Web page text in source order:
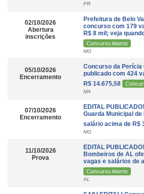
PR
02/10/2026
Abertura
inscrições
Prefeitura de Belo
concurso com 179
R$ 8 mil; veja
Concurso Aberto
MG
05/10/2026
Encerramento
Concurso da Perícia
publicado com 424
R$ 14.675,58
MA
07/10/2026
Encerramento
EDITAL
Guarda Municipal
salário acima de R$
MG
11/10/2026
Prova
EDITAL
Bombeiros de AL
vagas e salários de
Concurso Aberto
AL